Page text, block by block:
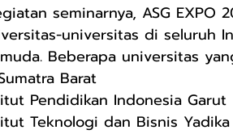
seminarnya, ASG
universitas di seluruh
Beberapa universitas
Barat
Pendidikan Indonesia Garut
Teknologi dan Bisnis Yadika